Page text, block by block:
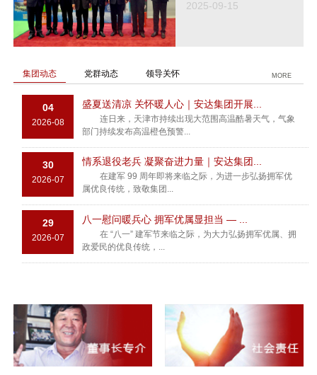
2025-09-15
集团动态 党群动态 领导关怀 MORE
04
2026-08
盛夏送清凉 关怀暖人心｜安达集团开展...
连日来，天津市持续出现大范围高温酷暑天气，气象
部门持续发布高温橙色预警...
30
2026-07
情系退役老兵 凝聚奋进力量｜安达集团...
在建军 99 周年即将来临之际，为进一步弘扬拥军优
属优良传统，致敬集团...
29
2026-07
八一慰问暖兵心 拥军优属显担当 — ...
在 “八一” 建军节来临之际，为大力弘扬拥军优属、拥
政爱民的优良传统，...